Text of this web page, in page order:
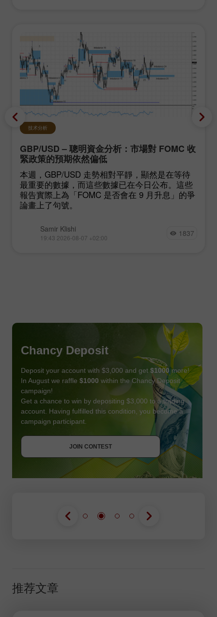
技术分析
GBP/USD – 聰明資金分析：市場對 FOMC 收
緊政策的預期依然偏低
本週，GBP/USD 走勢相對平靜，顯然是在等待
最重要的數據，而這些數據已在今日公布。這些
報告實際上為「FOMC 是否會在 9 月升息」的爭
論畫上了句號。
Samir Klishi
19:43 2026-08-07 +02:00 1837
Chancy Deposit
Deposit your account with $3,000 and get $1000 more!
In August we raffle $1000 within the Chancy Deposit
campaign!
Get a chance to win by depositing $3,000 to a trading
account. Having fulfilled this condition, you become a
campaign participant.
JOIN CONTEST
JOIN CONTEST
GET BONUS
推荐文章